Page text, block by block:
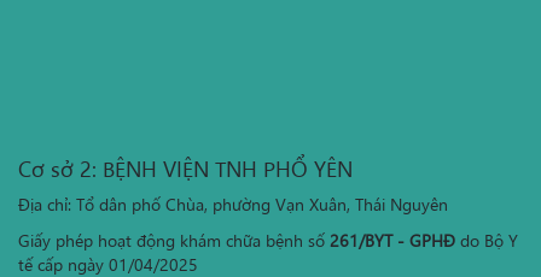
Cơ sở 2: BỆNH VIỆN TNH PHỔ YÊN
Địa chỉ: Tổ dân phố Chùa, phường Vạn Xuân, Thái Nguyên
Giấy phép hoạt động khám chữa bệnh số 261/BYT - GPHĐ do Bộ Y
tế cấp ngày 01/04/2025